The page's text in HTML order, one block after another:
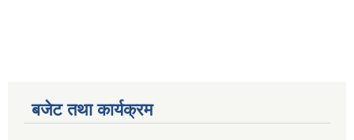
बजेट तथा कार्यक्रम